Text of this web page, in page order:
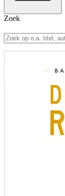
Zoek